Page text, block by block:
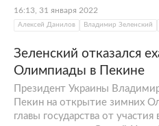
16:13, 31 января 2022
Алексей Данилов Владимир Зеленский
Зеленский отказался
Олимпиады в Пекине
Президент Украины
Пекин на открытие зимних
главы государства от